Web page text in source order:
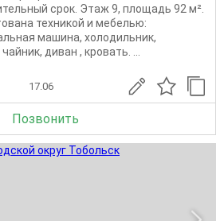
срок. Этаж 9, площадь 92 м².
техникой и мебелью:
машина, холодильник,
диван , кровать. ...
17.06
Позвонить